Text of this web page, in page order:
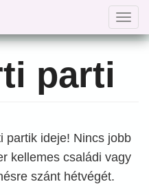
parti
partik ideje! Nincs jobb
kellemes családi vagy
szánt hétvégét.